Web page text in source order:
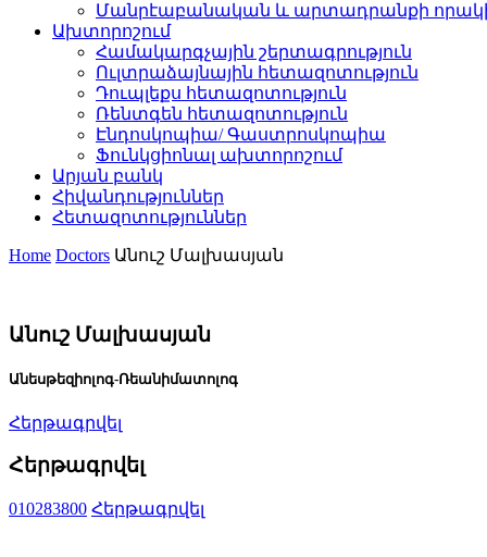
Մանրէաբանական և արտադրանքի
Ախտորոշում
Համակարգչային շերտագրություն
Ուլտրաձայնային հետազոտություն
Դուպլեքս հետազոտություն
Ռենտգեն հետազոտություն
Էնդոսկոպիա/ Գաստրոսկոպիա
Ֆունկցիոնալ ախտորոշում
Արյան բանկ
Հիվանդություններ
Հետազոտություններ
Home Doctors Անուշ Մալխասյան
Անուշ Մալխասյան
Անեսթեզիոլոգ-Ռեանիմատոլոգ
Հերթագրվել
Հերթագրվել
010283800 Հերթագրվել